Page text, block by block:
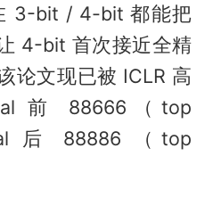
3-bit / 4-bit 都能把
4-bit 首次接近全精
论文现已被 ICLR 高
前 88666（top
后 88886 （top